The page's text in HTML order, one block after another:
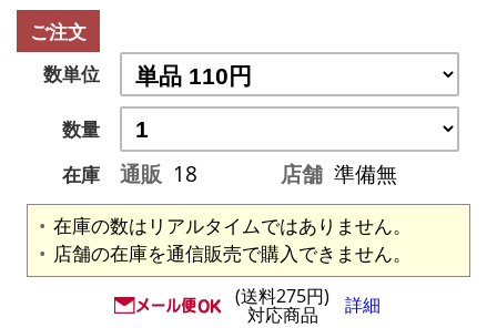
ご注文
数単位
数量
在庫
通販 18 店舗 準備無
在庫の数はリアルタイムではありません。
店舗の在庫を通信販売で購入できません。
(送料275円)
対応商品 詳細